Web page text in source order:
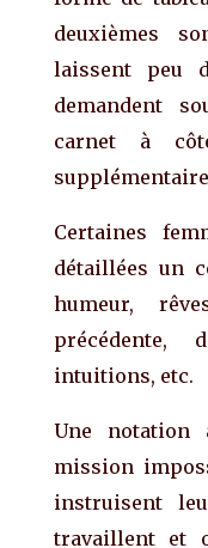
deuxièmes
laissent peu
demandent
carnet à
Certaines
détaillées un
humeur,
précédente,
intuitions, etc.
Une notation
mission
instruisent
travaillent et